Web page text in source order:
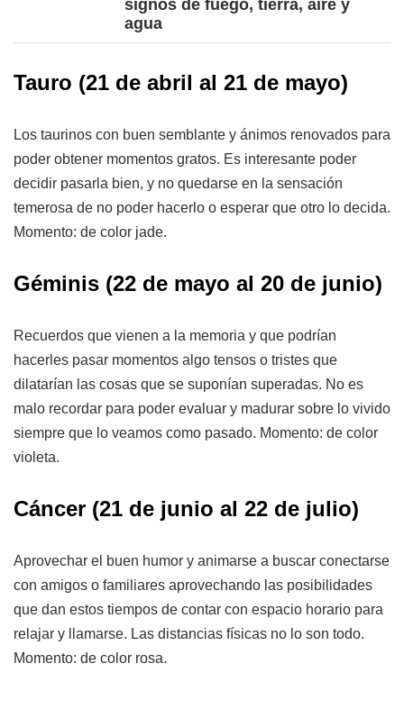
signos de fuego, tierra, aire y
agua
Tauro (21 de abril al 21 de mayo)
Los taurinos con buen semblante y ánimos renovados para
poder obtener momentos gratos. Es interesante poder
decidir pasarla bien, y no quedarse en la sensación
temerosa de no poder hacerlo o esperar que otro lo decida.
Momento: de color jade.
Géminis (22 de mayo al 20 de junio)
Recuerdos que vienen a la memoria y que podrían
hacerles pasar momentos algo tensos o tristes que
dilatarían las cosas que se suponían superadas. No es
malo recordar para poder evaluar y madurar sobre lo vivido
siempre que lo veamos como pasado. Momento: de color
violeta.
Cáncer (21 de junio al 22 de julio)
Aprovechar el buen humor y animarse a buscar conectarse
con amigos o familiares aprovechando las posibilidades
que dan estos tiempos de contar con espacio horario para
relajar y llamarse. Las distancias físicas no lo son todo.
Momento: de color rosa.